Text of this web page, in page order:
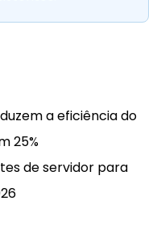
a eficiência do
25%
de servidor para